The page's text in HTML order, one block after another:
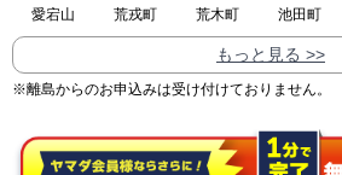
愛宕山
荒戎町 荒木町 池田町
もっと見る >>
※離島からのお申込みは受け付けておりません。